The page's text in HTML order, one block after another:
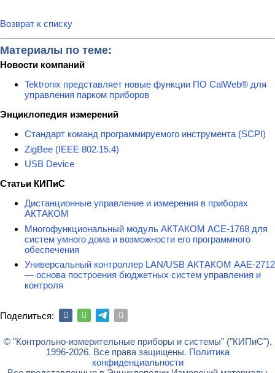
Возврат к списку
Материалы по теме:
Новости компаний
Tektronix представляет новые функции ПО CalWeb® для
управления парком приборов
Энциклопедия измерений
Стандарт команд программируемого инструмента (SCPI)
ZigBee (IEEE 802.15.4)
USB Device
Статьи КИПиС
Дистанционные управление и измерения в приборах
АКТАКОМ
Многофункциональный модуль АКТАКОМ АСЕ-1768 для
систем умного дома и возможности его программного
обеспечения
Универсальный контроллер LAN/USB АКТАКОМ ААЕ-2712
— основа построения бюджетных систем управления и
контроля
Поделиться:
© "Контрольно-измерительные приборы и системы" ("КИПиС"),
1996-2026. Все права защищены. Политика
конфиденциальности